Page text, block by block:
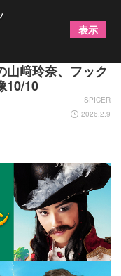
ター・パン』の
﨑玲奈、フック
10/10
SPICER
2026.2.9
表示